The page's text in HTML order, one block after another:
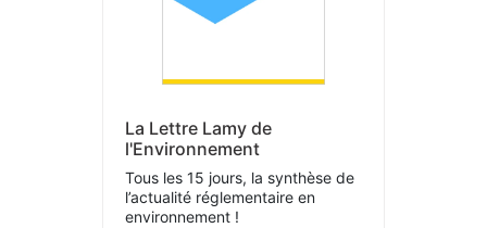
La Lettre Lamy de
l'Environnement
Tous les 15 jours, la synthèse de
l’actualité réglementaire en
environnement !